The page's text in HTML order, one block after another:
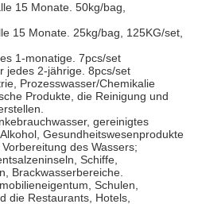
15 Monate. 50kg/bag,
15 Monate. 25kg/bag, 125KG/set,
1-monatige. 7pcs/set
jedes 2-jährige. 8pcs/set
Prozesswasser/Chemikalie
Produkte, die Reinigung und
gereinigtes
Gesundheitswesenprodukte
des Wassers;
Schiffe,
Brackwasserbereiche.
Schulen,
die Restaurants, Hotels,